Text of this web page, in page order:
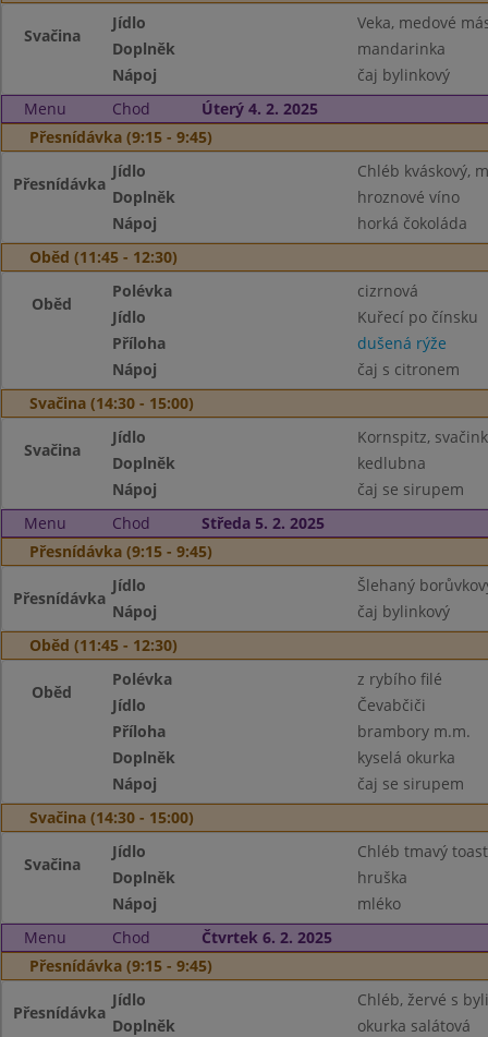
Svačina
Jídlo
Veka, medové
Doplněk
mandarinka
Nápoj
čaj bylinkový
Menu
Chod
Úterý 4. 2. 2025
Přesnídávka (9:15 - 9:45)
Přesnídávka
Jídlo
Chléb kváskový,
Doplněk
hroznové víno
Nápoj
horká čokoláda
Oběd (11:45 - 12:30)
Oběd
Polévka
cizrnová
Jídlo
Kuřecí po čínsku
Příloha
dušená rýže
Nápoj
čaj s citronem
Svačina (14:30 - 15:00)
Svačina
Jídlo
Kornspitz,
Doplněk
kedlubna
Nápoj
čaj se sirupem
Menu
Chod
Středa 5. 2. 2025
Přesnídávka (9:15 - 9:45)
Přesnídávka
Jídlo
Šlehaný
Nápoj
čaj bylinkový
Oběd (11:45 - 12:30)
Oběd
Polévka
z rybího filé
Jídlo
Čevabčiči
Příloha
brambory m.m.
Doplněk
kyselá okurka
Nápoj
čaj se sirupem
Svačina (14:30 - 15:00)
Svačina
Jídlo
Chléb tmavý
Doplněk
hruška
Nápoj
mléko
Menu
Chod
Čtvrtek 6. 2. 2025
Přesnídávka (9:15 - 9:45)
Přesnídávka
Jídlo
Chléb, žervé s
Doplněk
okurka salátová